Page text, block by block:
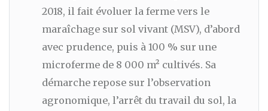
2018, il fait évoluer la ferme vers le
maraîchage sur sol vivant (MSV), d’abord
avec prudence, puis à 100 % sur une
microferme de 8 000 m² cultivés. Sa
démarche repose sur l’observation
agronomique, l’arrêt du travail du sol, la